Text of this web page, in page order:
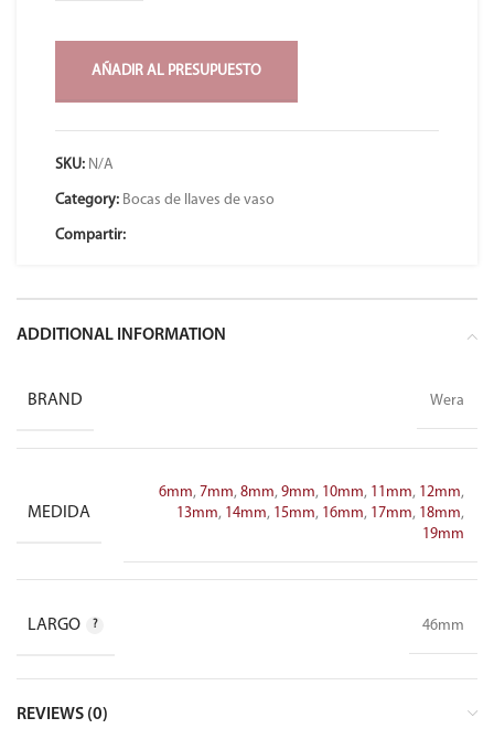
AÑADIR AL PRESUPUESTO
SKU: N/A
Category: Bocas de llaves de vaso
Compartir:
ADDITIONAL INFORMATION
BRAND Wera
MEDIDA
6mm, 7mm, 8mm, 9mm, 10mm, 11mm, 12mm,
13mm, 14mm, 15mm, 16mm, 17mm, 18mm,
19mm
LARGO 46mm
REVIEWS (0)